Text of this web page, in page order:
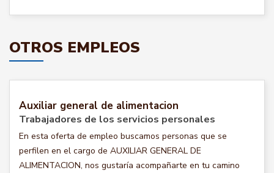
OTROS EMPLEOS
Auxiliar general de alimentacion
Trabajadores de los servicios personales
En esta oferta de empleo buscamos personas que se
perfilen en el cargo de AUXILIAR GENERAL DE
ALIMENTACION, nos gustaría acompañarte en tu camino